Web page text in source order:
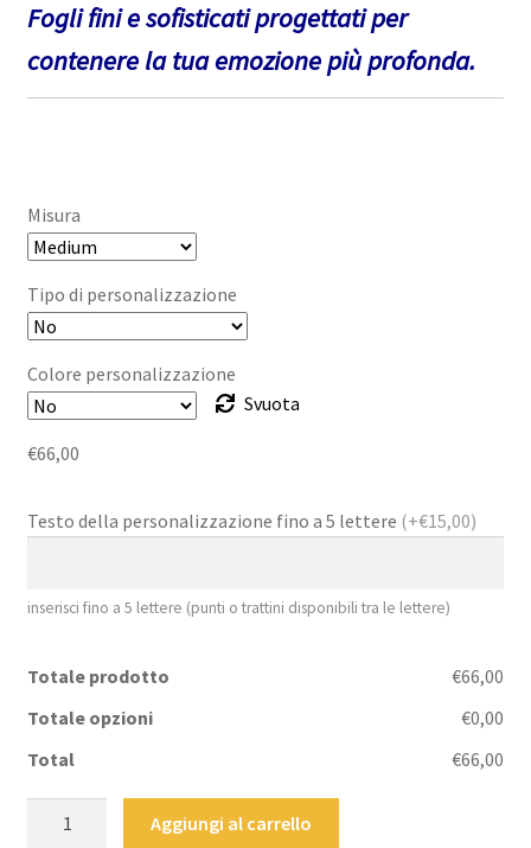
Fogli fini e sofisticati progettati per
contenere la tua emozione più profonda.
Misura
Tipo di personalizzazione
Colore personalizzazione
Svuota
€66,00
Testo della personalizzazione fino a 5 lettere (+€15,00)
inserisci fino a 5 lettere (punti o trattini disponibili tra le lettere)
Totale prodotto
€66,00
Totale opzioni
€0,00
Total
€66,00
Aggiungi al carrello